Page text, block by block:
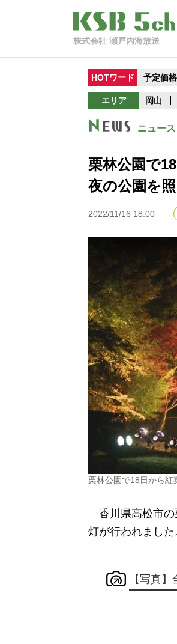
株式会社 瀬戸内海放送
HOTワード 予定価
エリア 岡山
ニュース
栗林公園で
夜の公園を
2022/11/16 18:00
栗林公園で18日から
香川県高松市の
灯が行われました
【写真